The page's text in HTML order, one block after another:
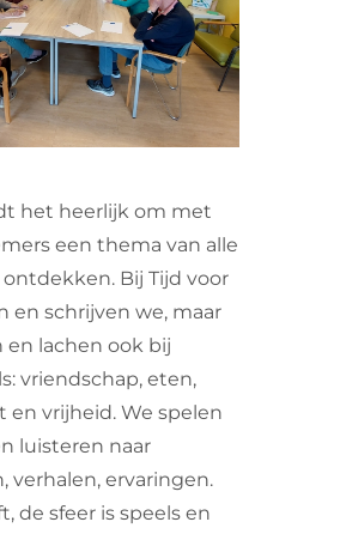
het heerlijk om met
een thema van alle
Bij Tijd voor
en schrijven we, maar
en lachen ook bij
vriendschap, eten,
en vrijheid. We spelen
luisteren naar
verhalen, ervaringen.
de sfeer is speels en